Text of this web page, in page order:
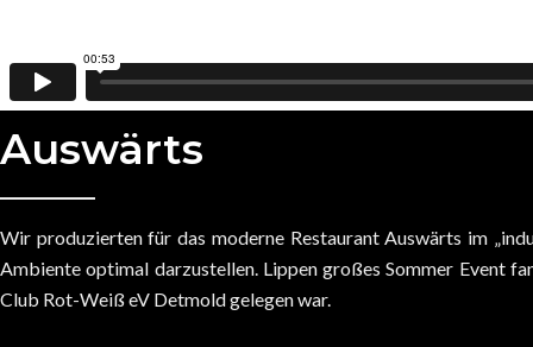
Auswärts
Wir produzierten für das moderne Restaurant Auswärts im
Ambiente optimal darzustellen. Lippen großes Sommer Event
Club Rot-Weiß eV Detmold gelegen war.